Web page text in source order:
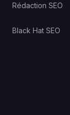
Rédaction SEO
Black Hat SEO